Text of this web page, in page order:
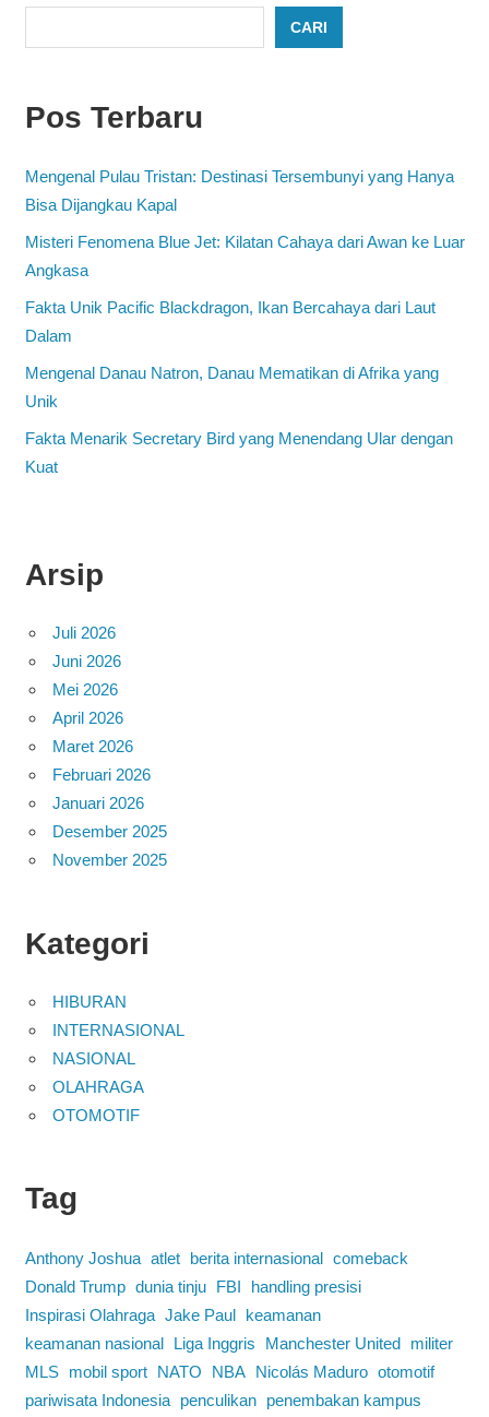
CARI
Pos Terbaru
Mengenal Pulau Tristan: Destinasi Tersembunyi yang Hanya
Bisa Dijangkau Kapal
Misteri Fenomena Blue Jet: Kilatan Cahaya dari Awan ke Luar
Angkasa
Fakta Unik Pacific Blackdragon, Ikan Bercahaya dari Laut
Dalam
Mengenal Danau Natron, Danau Mematikan di Afrika yang
Unik
Fakta Menarik Secretary Bird yang Menendang Ular dengan
Kuat
Arsip
Juli 2026
Juni 2026
Mei 2026
April 2026
Maret 2026
Februari 2026
Januari 2026
Desember 2025
November 2025
Kategori
HIBURAN
INTERNASIONAL
NASIONAL
OLAHRAGA
OTOMOTIF
Tag
Anthony Joshua atlet berita internasional comeback
Donald Trump dunia tinju FBI
handling presisi
Inspirasi Olahraga Jake Paul
keamanan
keamanan nasional
Liga Inggris Manchester United
militer
MLS
mobil sport NATO NBA Nicolás Maduro otomotif
pariwisata Indonesia
penculikan penembakan kampus